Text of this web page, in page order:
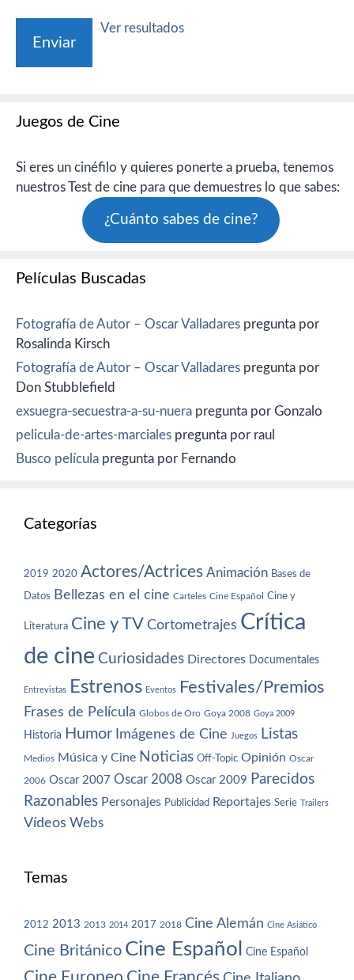
Ver resultados
Juegos de Cine
Si eres un cinéfilo y quieres ponerte a prueba, tenemos
nuestros Test de cine para que demuestres lo que sabes:
¿Cuánto sabes de cine?
Películas Buscadas
Fotografía de Autor – Oscar Valladares pregunta por
Rosalinda Kirsch
Fotografía de Autor – Oscar Valladares pregunta por
Don Stubblefield
exsuegra-secuestra-a-su-nuera pregunta por Gonzalo
pelicula-de-artes-marciales pregunta por raul
Busco película pregunta por Fernando
Categorías
2019 2020 Actores/Actrices Animación Bases de
Datos Bellezas en el cine Carteles Cine Español Cine y
Literatura Cine y TV Cortometrajes Crítica
de cine Curiosidades Directores Documentales
Entrevistas Estrenos Eventos Festivales/Premios
Frases de Película Globos de Oro Goya 2008 Goya 2009
Historia Humor Imágenes de Cine Juegos Listas
Medios Música y Cine Noticias Off-Topic Opinión Oscar
2006 Oscar 2007 Oscar 2008 Oscar 2009 Parecidos
Razonables Personajes Publicidad Reportajes Serie Trailers
Vídeos Webs
Temas
2012 2013 2013 2014 2017 2018 Cine Alemán Cine Asiático
Cine Británico Cine Español Cine Español